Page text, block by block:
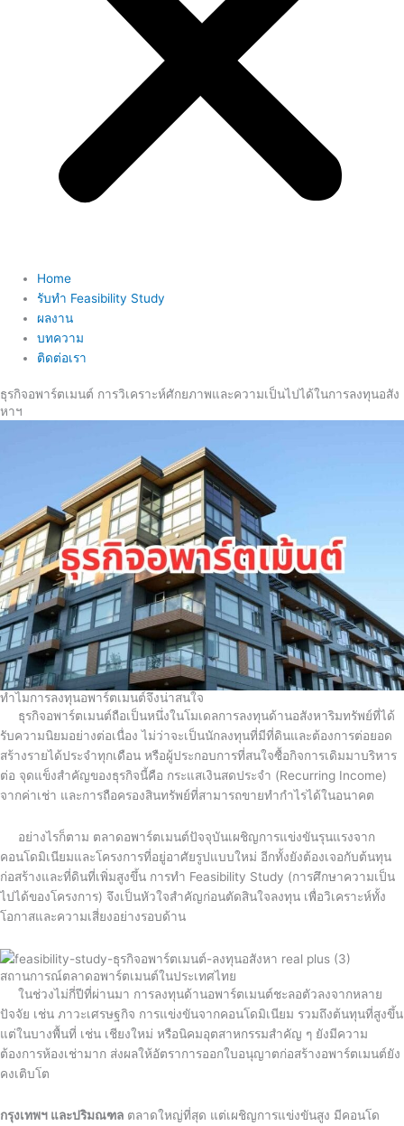
Home
รับทำ Feasibility Study
ผลงาน
บทความ
ติดต่อเรา
ธุรกิจอพาร์ตเมนต์ การวิเคราะห์ศักยภาพและความเป็นไปได้ในการลงทุนอสัง
หาฯ
ทำไมการลงทุนอพาร์ตเมนต์จึงน่าสนใจ
ธุรกิจอพาร์ตเมนต์ถือเป็นหนึ่งในโมเดลการลงทุนด้านอสังหาริมทรัพย์ที่ได้
รับความนิยมอย่างต่อเนื่อง ไม่ว่าจะเป็นนักลงทุนที่มีที่ดินและต้องการต่อยอด
สร้างรายได้ประจำทุกเดือน หรือผู้ประกอบการที่สนใจซื้อกิจการเดิมมาบริหาร
ต่อ จุดแข็งสำคัญของธุรกิจนี้คือ กระแสเงินสดประจำ (Recurring Income)
จากค่าเช่า และการถือครองสินทรัพย์ที่สามารถขายทำกำไรได้ในอนาคต
อย่างไรก็ตาม ตลาดอพาร์ตเมนต์ปัจจุบันเผชิญการแข่งขันรุนแรงจาก
คอนโดมิเนียมและโครงการที่อยู่อาศัยรูปแบบใหม่ อีกทั้งยังต้องเจอกับต้นทุน
ก่อสร้างและที่ดินที่เพิ่มสูงขึ้น การทำ Feasibility Study (การศึกษาความเป็น
ไปได้ของโครงการ) จึงเป็นหัวใจสำคัญก่อนตัดสินใจลงทุน เพื่อวิเคราะห์ทั้ง
โอกาสและความเสี่ยงอย่างรอบด้าน
สถานการณ์ตลาดอพาร์ตเมนต์ในประเทศไทย
ในช่วงไม่กี่ปีที่ผ่านมา การลงทุนด้านอพาร์ตเมนต์ชะลอตัวลงจากหลาย
ปัจจัย เช่น ภาวะเศรษฐกิจ การแข่งขันจากคอนโดมิเนียม รวมถึงต้นทุนที่สูงขึ้น
แต่ในบางพื้นที่ เช่น เชียงใหม่ หรือนิคมอุตสาหกรรมสำคัญ ๆ ยังมีความ
ต้องการห้องเช่ามาก ส่งผลให้อัตราการออกใบอนุญาตก่อสร้างอพาร์ตเมนต์ยัง
คงเติบโต
กรุงเทพฯ และปริมณฑล ตลาดใหญ่ที่สุด แต่เผชิญการแข่งขันสูง มีคอนโด